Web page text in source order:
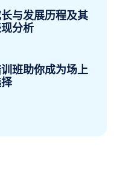
与发展历程及其
分析
班助你成为场上